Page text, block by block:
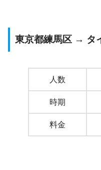
東京都練馬区 → タ
人数
時期
料金